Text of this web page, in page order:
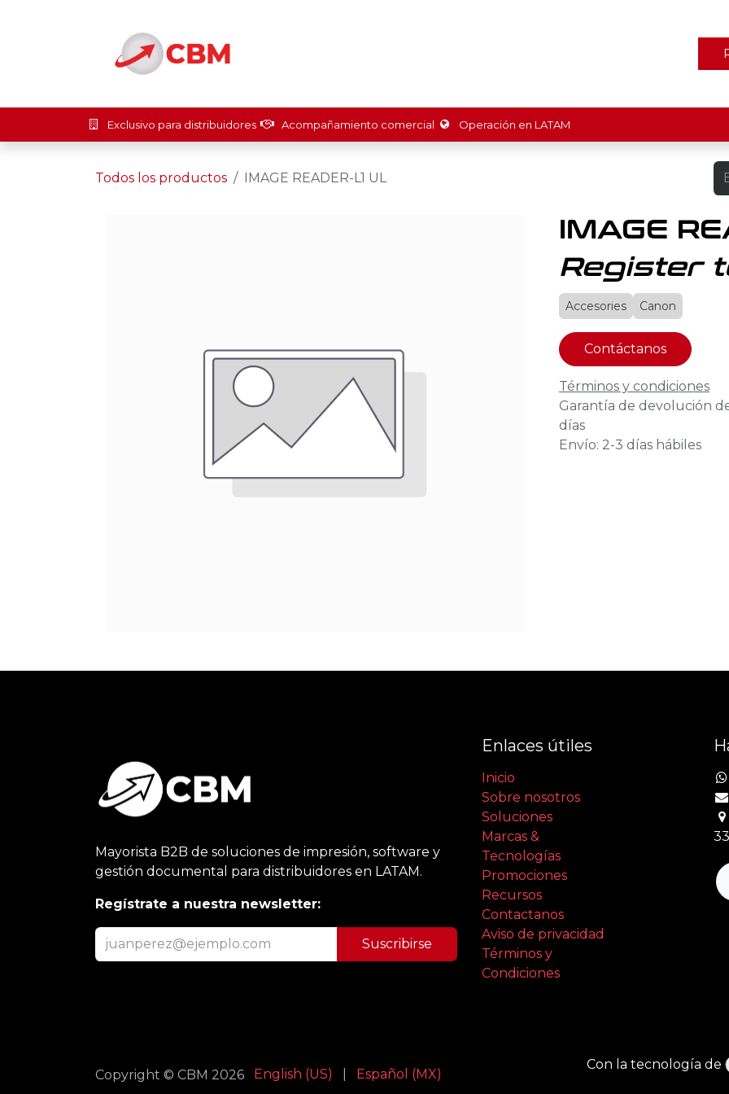
Exclusivo para distribuidores Acompañamiento comercial Operación en LATAM
Todos los productos IMAGE READER-L1 UL
IMAGE
Register
Accesories Canon
Contáctanos
Términos y condiciones
Garantía de devolución
días
Envío: 2-3 días hábiles
Mayorista B2B de soluciones de impresión, software y
gestión documental para distribuidores en LATAM.
Regístrate a nuestra newsletter:
Suscribirse
Enlaces útiles
Inicio
Sobre nosotros
Soluciones
Marcas &
Tecnologías
Promociones
Recursos
Contactanos
Aviso de privacidad
Términos y
Condiciones
Copyright © CBM 2026 English (US) Español (MX)
Con la tecnología de